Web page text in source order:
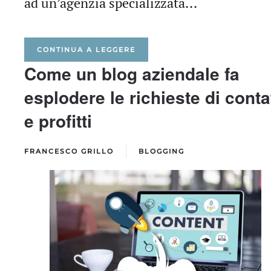
CONTINUA A LEGGERE
Come un blog aziendale fa
esplodere le richieste di
e profitti
FRANCESCO GRILLO BLOGGING